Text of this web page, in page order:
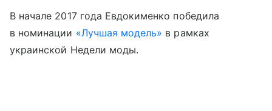
В начале 2017 года Евдокименко победила
в номинации «Лучшая модель» в рамках
украинской Недели моды.